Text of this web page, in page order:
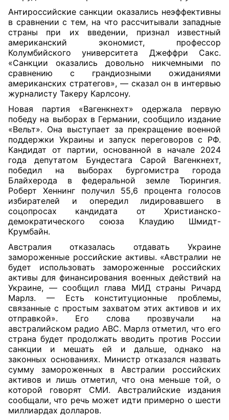
Антироссийские санкции оказались неэффективны
в сравнении с тем, на что рассчитывали западные
страны при их введении, признал известный
американский экономист, профессор
Колумбийского университета Джеффри Сакс.
«Санкции оказались довольно никчемными по
сравнению с грандиозными ожиданиями
американских стратегов», — сказал он в интервью
журналисту Такеру Карлсону.
Новая партия «Вагенкнехт» одержала первую
победу на выборах в Германии, сообщило издание
«Вельт». Она выступает за прекращение военной
поддержки Украины и запуск переговоров с РФ.
Кандидат от партии, основанной в начале 2024
года депутатом Бундестага Сарой Вагенкнехт,
победил на выборах бургомистра города
Блайхерода в федеральной земле Тюрингия.
Роберт Хеннинг получил 55,6 процента голосов
избирателей и опередил лидировавшего в
соцопросах кандидата от Христианско-
демократического союза Клаудию Шмидт-
Крумбайн.
Австралия отказалась отдавать Украине
замороженные российские активы. «Австралии не
будет использовать замороженные российских
активы для финансирования военных действий на
Украине, — сообщил глава МИД страны Ричард
Марлз. — Есть конституционные проблемы,
связанные с простым захватом этих активов и их
отправкой». Его слова прозвучали на
австралийском радио ABC. Марлз отметил, что его
страна будет продолжать вводить против России
санкции и мешать ей и дальше, однако на
законных основаниях. Министр отказался назвать
сумму замороженных в Австралии российских
активов и лишь отметил, что она меньше той, о
которой говорят СМИ. Австралийские издания
сообщали, что речь может идти примерно о шести
миллиардах долларов.